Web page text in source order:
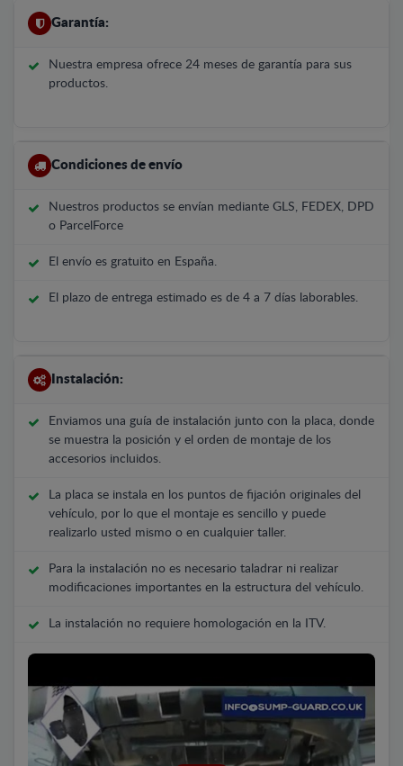
Garantía:
Nuestra empresa ofrece 24 meses de garantía para sus
productos.
Condiciones de envío
Nuestros productos se envían mediante GLS, FEDEX, DPD
o ParcelForce
El envío es gratuito en España.
El plazo de entrega estimado es de 4 a 7 días laborables.
Instalación:
Enviamos una guía de instalación junto con la placa, donde
se muestra la posición y el orden de montaje de los
accesorios incluidos.
La placa se instala en los puntos de fijación originales del
vehículo, por lo que el montaje es sencillo y puede
realizarlo usted mismo o en cualquier taller.
Para la instalación no es necesario taladrar ni realizar
modificaciones importantes en la estructura del vehículo.
La instalación no requiere homologación en la ITV.